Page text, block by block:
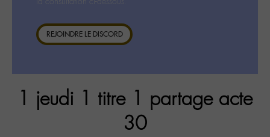
REJOINDRE LE DISCORD
1 jeudi 1 titre 1 partage acte
30